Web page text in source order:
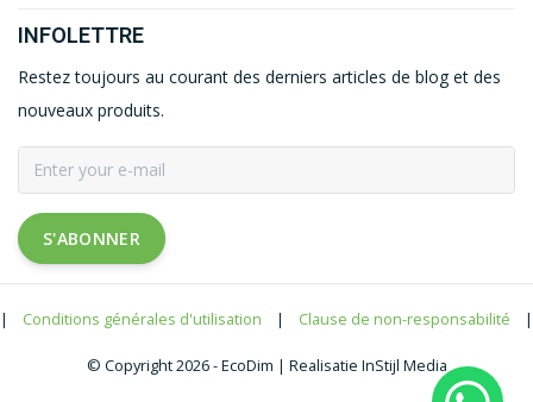
INFOLETTRE
Restez toujours au courant des derniers articles de blog et des
nouveaux produits.
S'ABONNER
| Conditions générales d'utilisation | Clause de non-responsabilité |
© Copyright 2026 - EcoDim | Realisatie InStijl Media